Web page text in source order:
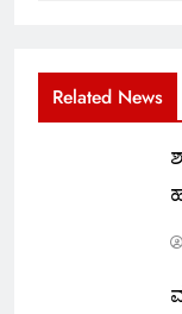
Related News